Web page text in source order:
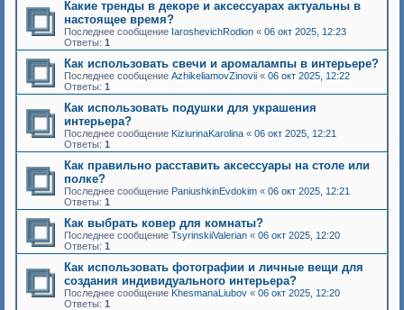
Какие тренды в декоре и аксессуарах актуальны в
настоящее время?
Последнее сообщение IaroshevichRodion « 06 окт 2025, 12:23
Ответы: 1
Как использовать свечи и аромалампы в интерьере?
Последнее сообщение AzhikeliamovZinovii « 06 окт 2025, 12:22
Ответы: 1
Как использовать подушки для украшения
интерьера?
Последнее сообщение KiziurinaKarolina « 06 окт 2025, 12:21
Ответы: 1
Как правильно расставить аксессуары на столе или
полке?
Последнее сообщение PaniushkinEvdokim « 06 окт 2025, 12:21
Ответы: 1
Как выбрать ковер для комнаты?
Последнее сообщение TsyrinskiiValerian « 06 окт 2025, 12:20
Ответы: 1
Как использовать фотографии и личные вещи для
создания индивидуального интерьера?
Последнее сообщение KhesmanaLiubov « 06 окт 2025, 12:20
Ответы: 1